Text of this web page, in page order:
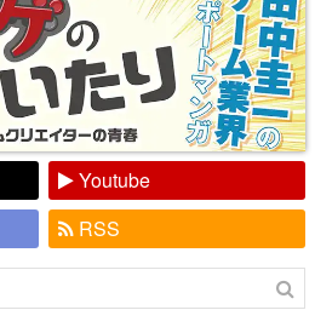
Youtube
RSS